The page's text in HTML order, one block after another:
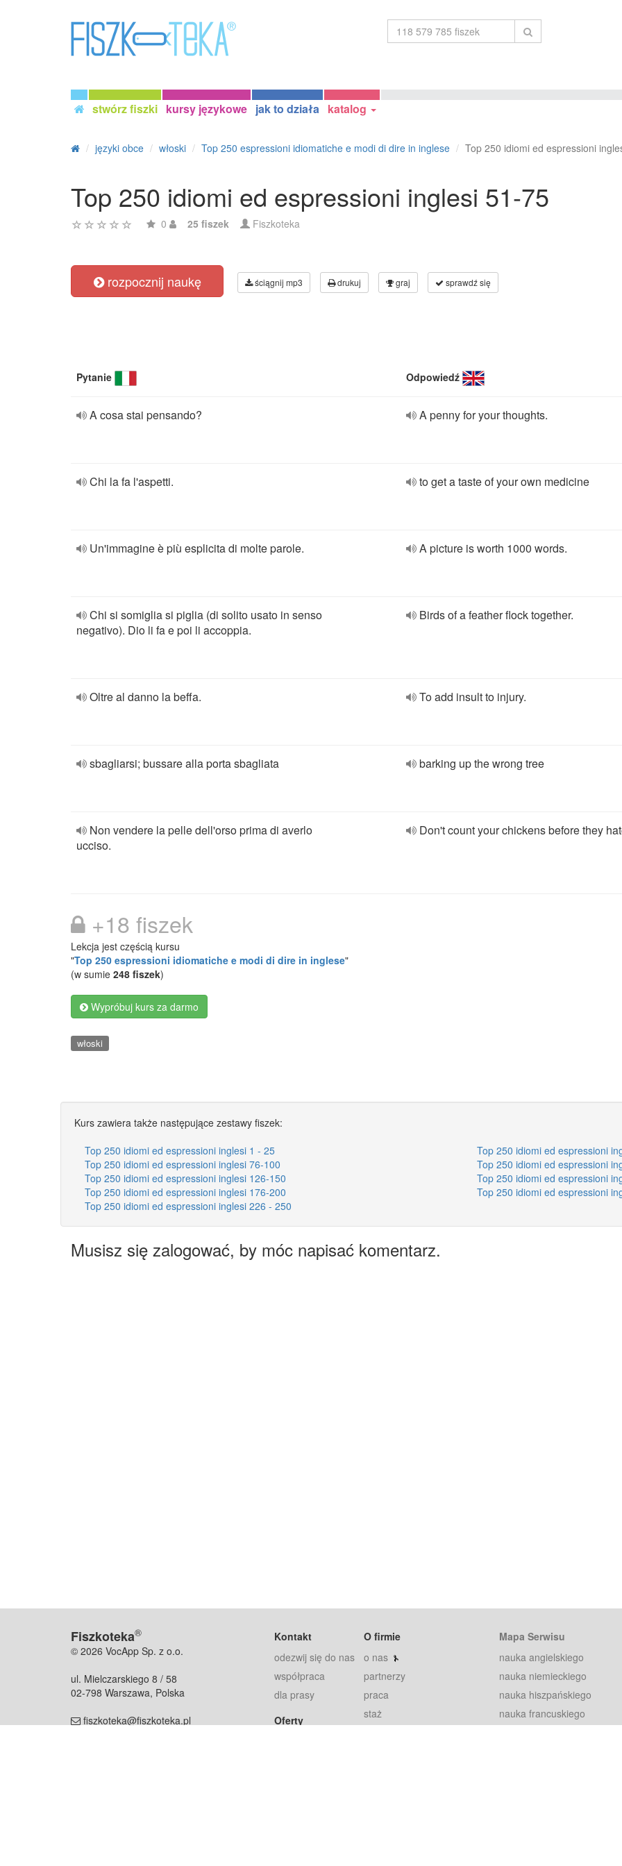
stwórz fiszki kursy językowe jak to działa katalog
języki obce włoski Top 250 espressioni idiomatiche e modi di dire in inglese Top 250 idiomi ed espressioni
Top 250 idiomi ed espressioni inglesi 51-75
0 25 fiszek Fiszkoteka
rozpocznij naukę ściągnij mp3 drukuj graj sprawdź się
Pytanie Odpowiedź
A cosa stai pensando? A penny for your thoughts.
Chi la fa l'aspetti. to get a taste of your own medicine
Un'immagine è più esplicita di molte parole. A picture is worth 1000 words.
Chi si somiglia si piglia (di solito usato in senso
negativo). Dio li fa e poi li accoppia.
Birds of a feather flock together.
Oltre al danno la beffa. To add insult to injury.
sbagliarsi; bussare alla porta sbagliata barking up the wrong tree
Non vendere la pelle dell'orso prima di averlo
ucciso.
Don't count your chickens before they
+18 fiszek
Lekcja jest częścią kursu
"Top 250 espressioni idiomatiche e modi di dire in inglese"
(w sumie 248 fiszek)
Wypróbuj kurs za darmo
włoski
Kurs zawiera także następujące zestawy fiszek:
Top 250 idiomi ed espressioni inglesi 1 - 25
Top 250 idiomi ed espressioni
Top 250 idiomi ed espressioni inglesi 76-100
Top 250 idiomi ed espressioni
Top 250 idiomi ed espressioni inglesi 126-150
Top 250 idiomi ed espressioni
Top 250 idiomi ed espressioni inglesi 176-200
Top 250 idiomi ed espressioni
Top 250 idiomi ed espressioni inglesi 226 - 250
Musisz się zalogować, by móc napisać komentarz.
Fiszkoteka®
© 2026 VocApp Sp. z o.o.
ul. Mielczarskiego 8 / 58
02-798 Warszawa, Polska
fiszkoteka@fiszkoteka.pl
Kontakt
odezwij się do nas
współpraca
dla prasy
Oferty
O firmie
o nas
partnerzy
praca
staż
Mapa Serwisu
nauka angielskiego
nauka niemieckiego
nauka hiszpańskiego
nauka francuskiego